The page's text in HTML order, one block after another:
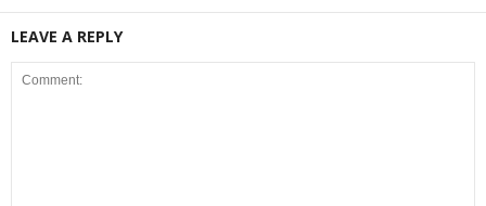
LEAVE A REPLY